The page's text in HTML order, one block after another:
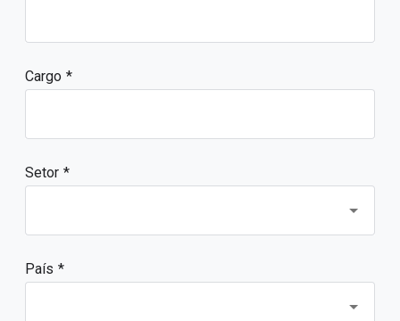
Cargo
Setor *
País *